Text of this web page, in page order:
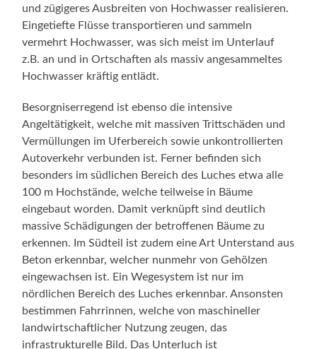
und zügigeres Ausbreiten von Hochwasser realisieren.
Eingetiefte Flüsse transportieren und sammeln
vermehrt Hochwasser, was sich meist im Unterlauf
z.B. an und in Ortschaften als massiv angesammeltes
Hochwasser kräftig entlädt.
Besorgniserregend ist ebenso die intensive
Angeltätigkeit, welche mit massiven Trittschäden und
Vermüllungen im Uferbereich sowie unkontrollierten
Autoverkehr verbunden ist. Ferner befinden sich
besonders im südlichen Bereich des Luches etwa alle
100 m Hochstände, welche teilweise in Bäume
eingebaut worden. Damit verknüpft sind deutlich
massive Schädigungen der betroffenen Bäume zu
erkennen. Im Südteil ist zudem eine Art Unterstand aus
Beton erkennbar, welcher nunmehr von Gehölzen
eingewachsen ist. Ein Wegesystem ist nur im
nördlichen Bereich des Luches erkennbar. Ansonsten
bestimmen Fahrrinnen, welche von maschineller
landwirtschaftlicher Nutzung zeugen, das
infrastrukturelle Bild. Das Unterluch ist